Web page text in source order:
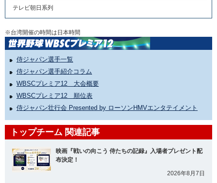
テレビ朝日系列
※台湾開催の時間は日本時間
侍ジャパン選手一覧
侍ジャパン選手紹介コラム
WBSCプレミア12 大会概要
WBSCプレミア12 順位表
侍ジャパン壮行会 Presented by ローソンHMVエンタテイメント
トップチーム 関連記事
映画『戦いの向こう 侍たちの記録』入場者プレゼント配
布決定！
2026年8月7日